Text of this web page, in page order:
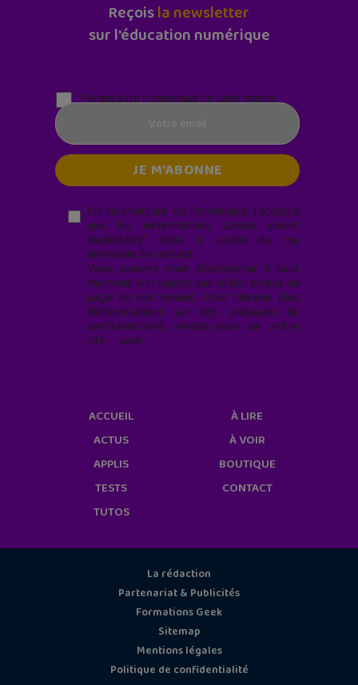
Reçoisla newsletter
sur l'éducation numérique
Parentalité numérique (le lundi matin)
En soumettant ce formulaire, j’accepte
que les informations saisies soient
exploitées* dans le cadre de ma
demande de contact.
Vous pouvez vous désabonner à tout
moment en cliquant sur le lien en bas de
page de nos emails. Pour obtenir plus
d'informations sur nos pratiques de
confidentialité, rendez-vous sur notre
site web
ACCUEIL
ACTUS
APPLIS
TESTS
TUTOS
À LIRE
À VOIR
BOUTIQUE
CONTACT
La rédaction
Partenariat & Publicités
Formations Geek
Sitemap
Mentions légales
Politique de confidentialité